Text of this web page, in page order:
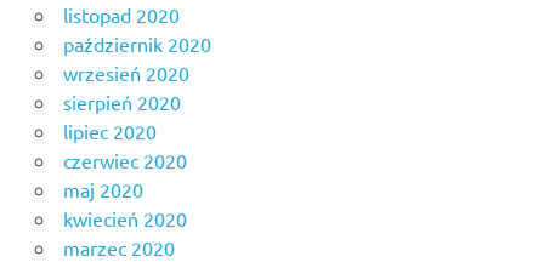
listopad 2020
październik 2020
wrzesień 2020
sierpień 2020
lipiec 2020
czerwiec 2020
maj 2020
kwiecień 2020
marzec 2020